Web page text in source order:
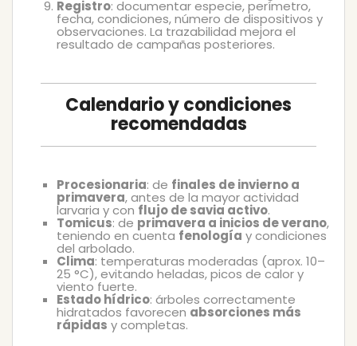
Registro: documentar especie, perímetro,
fecha, condiciones, número de dispositivos y
observaciones. La trazabilidad mejora el
resultado de campañas posteriores.
Calendario y condiciones
recomendadas
Procesionaria: de finales de invierno a
primavera, antes de la mayor actividad
larvaria y con flujo de savia activo.
Tomicus: de primavera a inicios de verano,
teniendo en cuenta fenología y condiciones
del arbolado.
Clima: temperaturas moderadas (aprox. 10–
25 °C), evitando heladas, picos de calor y
viento fuerte.
Estado hídrico: árboles correctamente
hidratados favorecen absorciones más
rápidas y completas.